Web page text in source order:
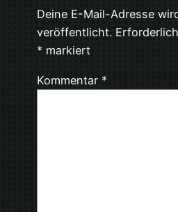
Deine E-Mail-Adresse
veröffentlicht.
* markiert
Kommentar *